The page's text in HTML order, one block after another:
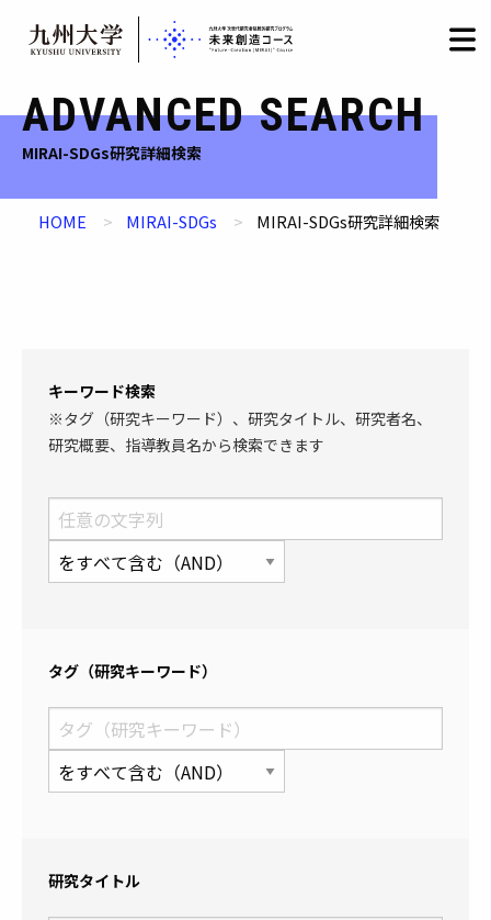
Skip
to
content
日本語 / English
ADVANCED SEARCH
MIRAI-SDGs研究詳細検索
HOME MIRAI-SDGs MIRAI-SDGs研究詳細検索
キーワード検索
※タグ（研究キーワード）、研究タイトル、研究者名、
研究概要、指導教員名から検索できます
タグ（研究キーワード）
研究タイトル